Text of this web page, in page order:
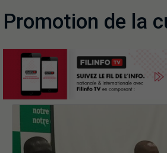
Promotion de la